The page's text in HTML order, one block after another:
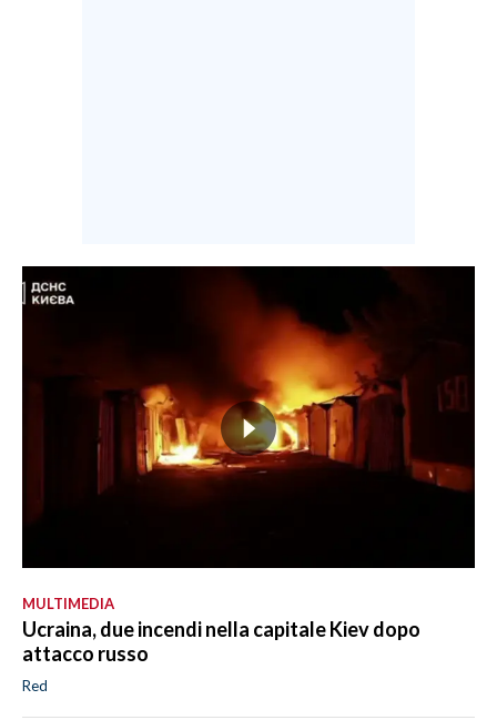
MULTIMEDIA
Ucraina, due incendi nella capitale Kiev dopo
attacco russo
Red